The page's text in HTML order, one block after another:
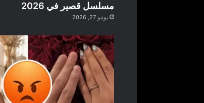
مسلسل قصير في 2026
يونيو 27, 2026